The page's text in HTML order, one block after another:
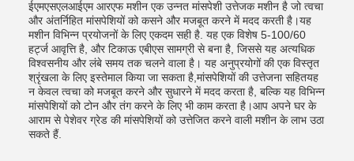
ईएमएसएलआईएम आरएफ मशीन एक उन्नत मांसपेशी उत्तेजक मशीन है जो त्वचा
और अंतर्निहित मांसपेशियों को कसने और मजबूत करने में मदद करती है।यह
मशीन विभिन्न प्रयोजनों के लिए एकदम सही है. यह एक विशेष 5-100/60
हर्ट्ज आवृत्ति है, और टिकाऊ एबीएस सामग्री से बना है, जिससे यह अत्यधिक
विश्वसनीय और लंबे समय तक चलने वाला है। यह अनुप्रयोगों की एक विस्तृत
श्रृंखला के लिए इस्तेमाल किया जा सकता है,मांसपेशियों की उत्तेजना सहितयह
न केवल त्वचा को मजबूत करने और सुधारने में मदद करता है, बल्कि यह विभिन्न
मांसपेशियों को टोन और तंग करने के लिए भी काम करता है।आप अपने घर के
आराम से पेशेवर ग्रेड की मांसपेशियों को उत्तेजित करने वाली मशीन के लाभ उठा
सकते हैं.